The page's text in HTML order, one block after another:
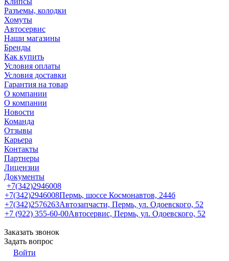
Разъемы, колодки
Хомуты
Автосервис
Наши магазины
Бренды
Как купить
Условия оплаты
Условия доставки
Гарантия на товар
О компании
О компании
Новости
Команда
Отзывы
Карьера
Контакты
Партнеры
Лицензии
Документы
+7(342)2946008
+7(342)2946008Пермь, шоссе Космонавтов, 244б
+7(342)2576263Автозапчасти, Пермь, ул. Одоевского, 52
+7 (922) 355-60-00Автосервис, Пермь, ул. Одоевского, 52
Заказать звонок
Задать вопрос
Войти